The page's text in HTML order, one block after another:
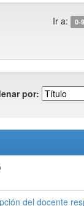
Ir a: 0-9
por:
del docente